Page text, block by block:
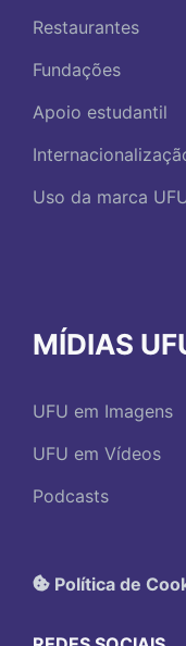
Restaurantes
Fundações
Apoio estudantil
Uso da marca
MÍDIAS
UFU em Imagens
UFU em Vídeos
Podcasts
Política de